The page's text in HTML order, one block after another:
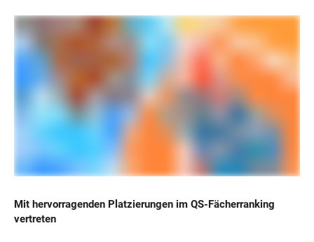
Mit hervorragenden Platzierungen im QS-Fächerranking
vertreten